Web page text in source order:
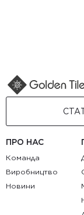
ПРО НАС
Команда
Виробництво
Новини